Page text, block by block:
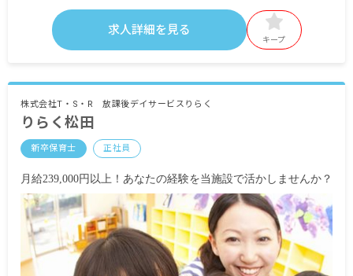
内訳
基本給149,200円
特別処遇手当8,000円
基本給160,400円
特殊業務手当6,800円
調整手当10,609円
特別処遇手当8,000円
ともに
賞与4.2ヶ月分
求人詳細を見る
キープ
株式会社T・S・R 放課後デイサービスりらく
りらく松田
新卒保育士 正社員
月給239,000円以上！あなたの経験を当施設で活かしませんか？